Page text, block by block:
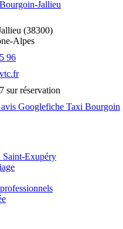
Jallieu
(38300)
Alpes
96
sur réservation
avis Googlefiche Taxi Bourgoin
Exupéry